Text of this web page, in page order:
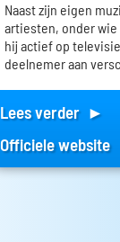
Naast zijn eigen
artiesten, onder wie
hij actief op
deelnemer aan
Lees verder ►
Officiele